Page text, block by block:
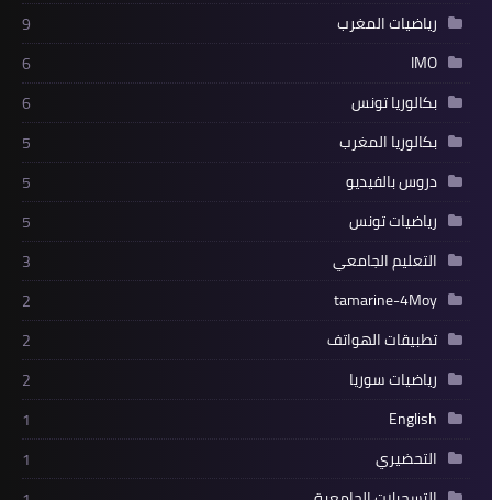
رياضيات المغرب
9
IMO
6
بكالوريا تونس
6
بكالوريا المغرب
5
دروس بالفيديو
5
رياضيات تونس
5
التعليم الجامعي
3
tamarine-4Moy
2
تطبيقات الهواتف
2
رياضيات سوريا
2
English
1
التحضيري
1